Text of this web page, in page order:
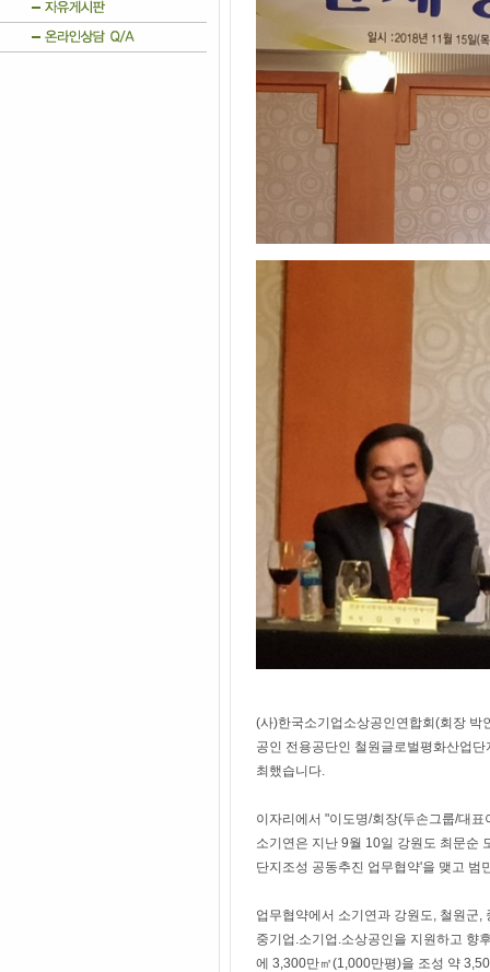
(사)한국소기업소상공인연합회(회장 박
공인 전용공단인 철원글로벌평화산업
최했습니다.
이자리에서 "이도명/회장(두손그룹/대
소기연은 지난 9월 10일 강원도 최문순
단지조성 공동추진 업무협약'을 맺고
업무협약에서 소기연과 강원도, 철원군
중기업.소기업.소상공인을 지원하고 향
에 3,300만㎡(1,000만평)을 조성 약